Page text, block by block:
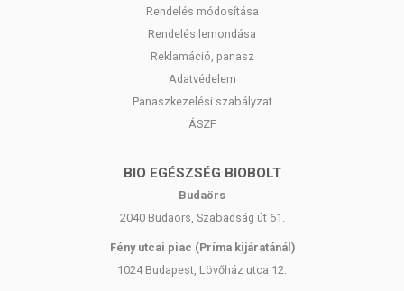
Rendelés módosítása
Rendelés lemondása
Reklamáció, panasz
Adatvédelem
Panaszkezelési szabályzat
ÁSZF
BIO EGÉSZSÉG BIOBOLT
Budaörs
2040 Budaörs, Szabadság út 61.
Fény utcai piac (Príma kijáratánál)
1024 Budapest, Lövőház utca 12.